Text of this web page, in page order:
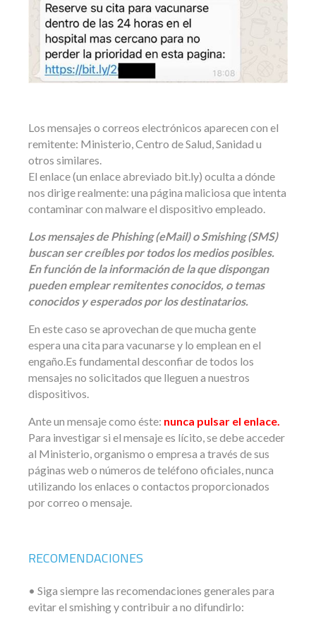
Los mensajes o correos electrónicos aparecen con el
remitente: Ministerio, Centro de Salud, Sanidad u
otros similares.
El enlace (un enlace abreviado bit.ly) oculta a dónde
nos dirige realmente: una página maliciosa que intenta
contaminar con malware el dispositivo empleado.
Los mensajes de Phishing (eMail) o Smishing (SMS)
buscan ser creíbles por todos los medios posibles.
En función de la información de la que dispongan
pueden emplear remitentes conocidos, o temas
conocidos y esperados por los destinatarios.
En este caso se aprovechan de que mucha gente
espera una cita para vacunarse y lo emplean en el
engaño.Es fundamental desconfiar de todos los
mensajes no solicitados que lleguen a nuestros
dispositivos.
Ante un mensaje como éste: nunca pulsar el enlace.
Para investigar si el mensaje es lícito, se debe acceder
al Ministerio, organismo o empresa a través de sus
páginas web o números de teléfono oficiales, nunca
utilizando los enlaces o contactos proporcionados
por correo o mensaje.
RECOMENDACIONES
• Siga siempre las recomendaciones generales para
evitar el smishing y contribuir a no difundirlo: